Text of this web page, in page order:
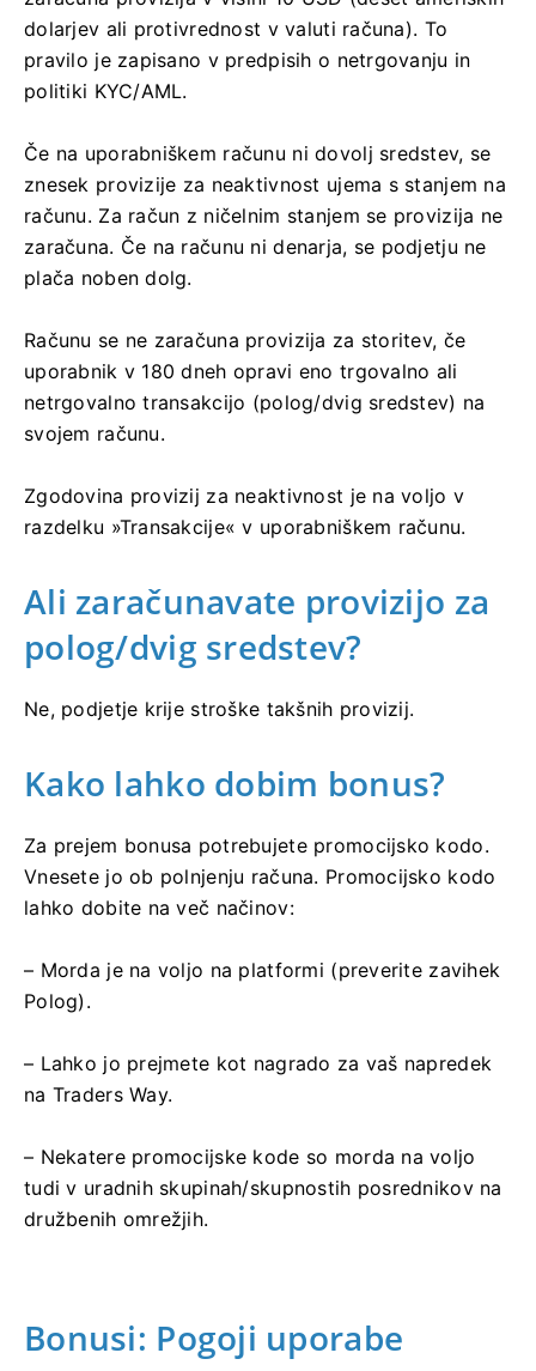
dolarjev ali protivrednost v valuti računa). To
pravilo je zapisano v predpisih o netrgovanju in
politiki KYC/AML.
Če na uporabniškem računu ni dovolj sredstev, se
znesek provizije za neaktivnost ujema s stanjem na
računu. Za račun z ničelnim stanjem se provizija ne
zaračuna. Če na računu ni denarja, se podjetju ne
plača noben dolg.
Računu se ne zaračuna provizija za storitev, če
uporabnik v 180 dneh opravi eno trgovalno ali
netrgovalno transakcijo (polog/dvig sredstev) na
svojem računu.
Zgodovina provizij za neaktivnost je na voljo v
razdelku »Transakcije« v uporabniškem računu.
Ali zaračunavate provizijo za
polog/dvig sredstev?
Ne, podjetje krije stroške takšnih provizij.
Kako lahko dobim bonus?
Za prejem bonusa potrebujete promocijsko kodo.
Vnesete jo ob polnjenju računa. Promocijsko kodo
lahko dobite na več načinov:
– Morda je na voljo na platformi (preverite zavihek
Polog).
– Lahko jo prejmete kot nagrado za vaš napredek
na Traders Way.
– Nekatere promocijske kode so morda na voljo
tudi v uradnih skupinah/skupnostih posrednikov na
družbenih omrežjih.
Bonusi: Pogoji uporabe